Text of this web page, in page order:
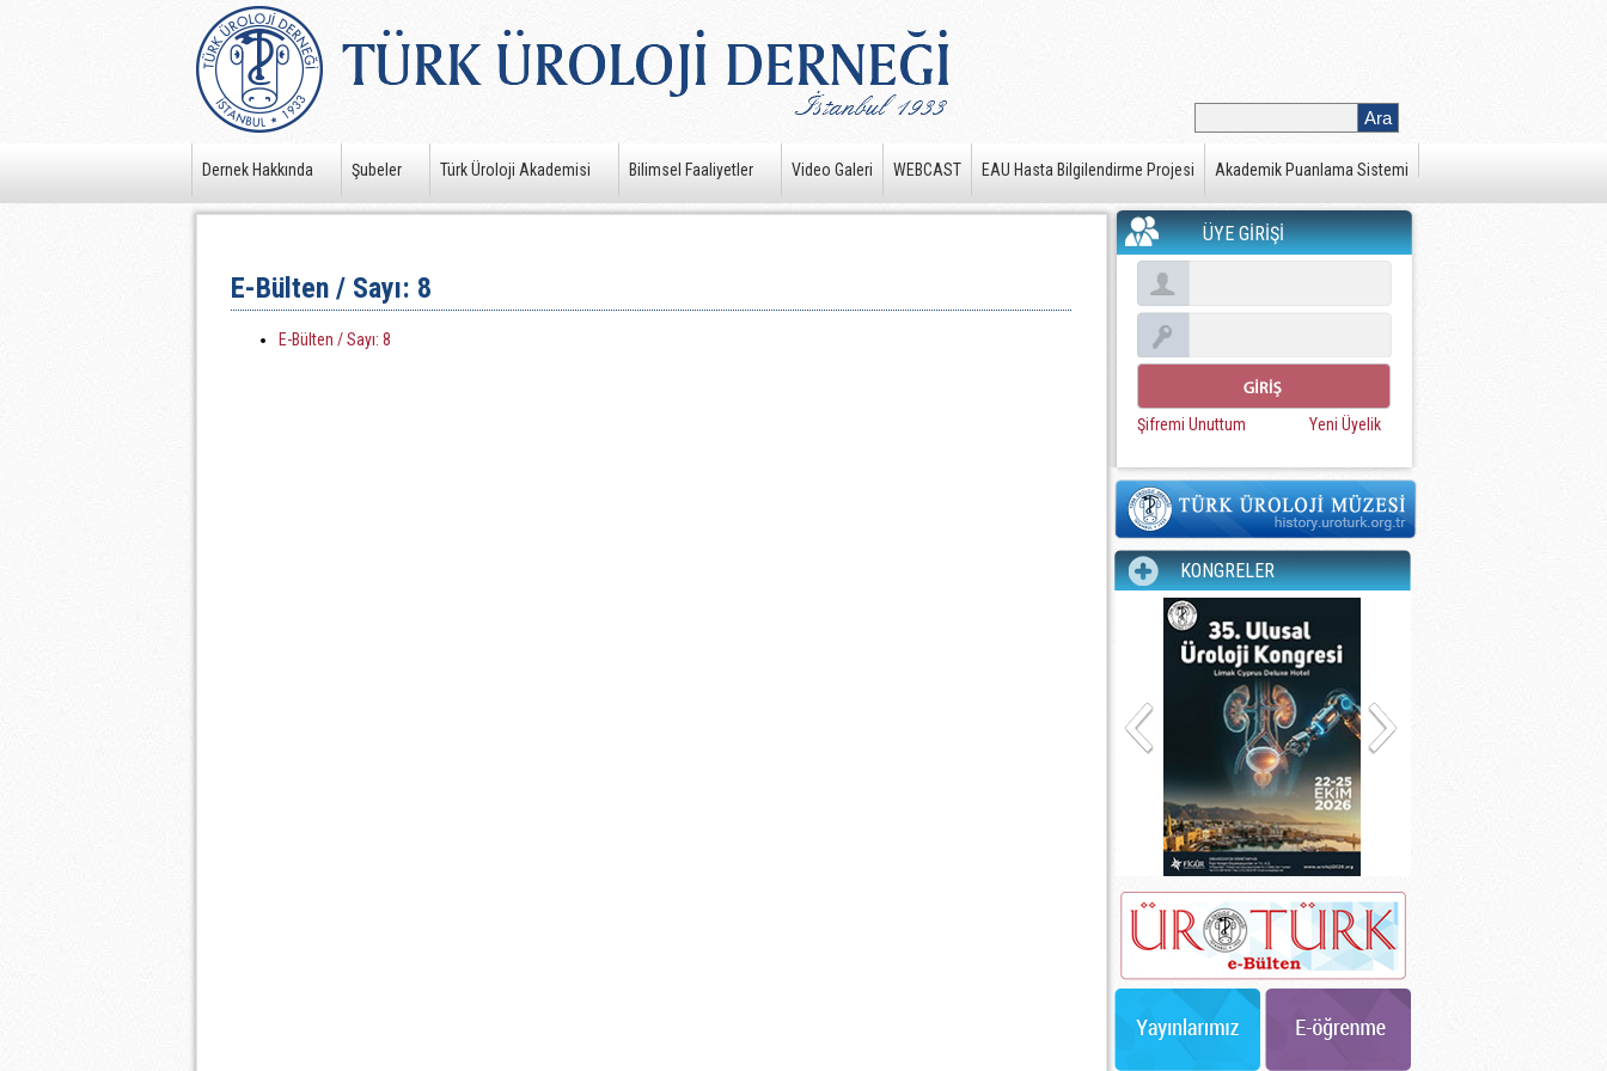
Dernek Hakkında Şubeler Türk Üroloji Akademisi Bilimsel Faaliyetler Video Galeri WEBCAST EAU Hasta Bilgilendirme Projesi Akademik Puanlama Sistemi
E-Bülten / Sayı: 8
E-Bülten / Sayı: 8
ÜYE GİRİŞİ
Şifremi Unuttum Yeni Üyelik
KONGRELER